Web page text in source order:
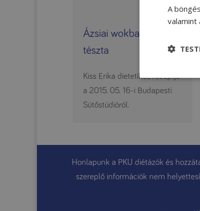
Ázsiai wokban sült
tészta
Kiss Erika dietetikus receptje
a 2015. 05. 16-i Budapesti
Sütőstúdióról.
Honlapunk a PKU diétázók és
szereplő információk nem
A
valamint